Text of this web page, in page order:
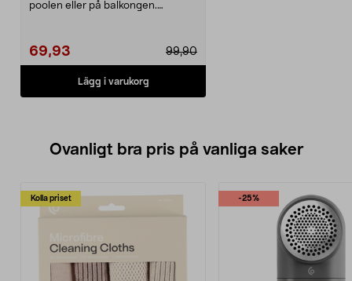
poolen eller på balkongen.
• Lyser effektfullt i grupp – finns i
flera olika storlekar.
• Tänds automatiskt när det blir
mörkt – enkelt och lättskött.
99,90
69,93
Lägg i varukorg
Ovanligt bra pris på vanliga saker
Kolla priset -25%